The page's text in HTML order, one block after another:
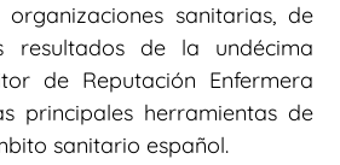
sanitarias, de
resultados de la undécima
de Reputación Enfermera
principales herramientas de
sanitario español.